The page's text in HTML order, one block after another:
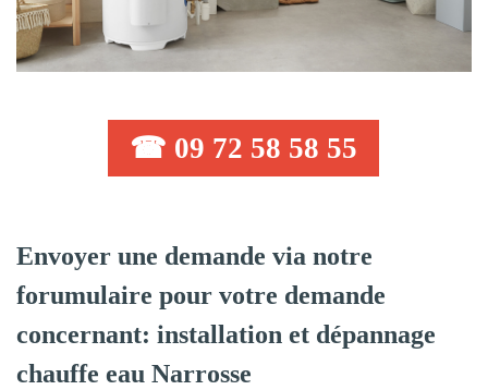
☎ 09 72 58 58 55
Envoyer une demande via notre
forumulaire pour votre demande
concernant: installation et dépannage
chauffe eau Narrosse